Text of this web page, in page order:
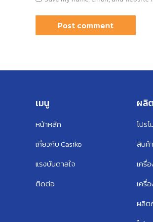
Post comment
เมนู
หน้าหลัก
เกี่ยวกับ Casiko
แรงบันดาลใจ
ติดต่อ
ผลิ
โปร
สินค้
เครื่
เครื่
ผลิต